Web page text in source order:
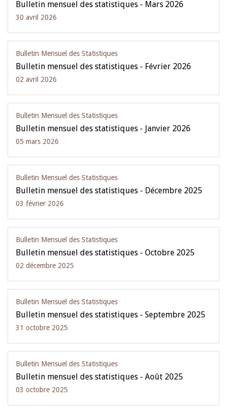
Bulletin mensuel des statistiques - Mars 2026
30 avril 2026
Bulletin Mensuel des Statistiques
Bulletin mensuel des statistiques - Février 2026
02 avril 2026
Bulletin Mensuel des Statistiques
Bulletin mensuel des statistiques - Janvier 2026
05 mars 2026
Bulletin Mensuel des Statistiques
Bulletin mensuel des statistiques - Décembre 2025
03 février 2026
Bulletin Mensuel des Statistiques
Bulletin mensuel des statistiques - Octobre 2025
02 décembre 2025
Bulletin Mensuel des Statistiques
Bulletin mensuel des statistiques - Septembre 2025
31 octobre 2025
Bulletin Mensuel des Statistiques
Bulletin mensuel des statistiques - Août 2025
03 octobre 2025